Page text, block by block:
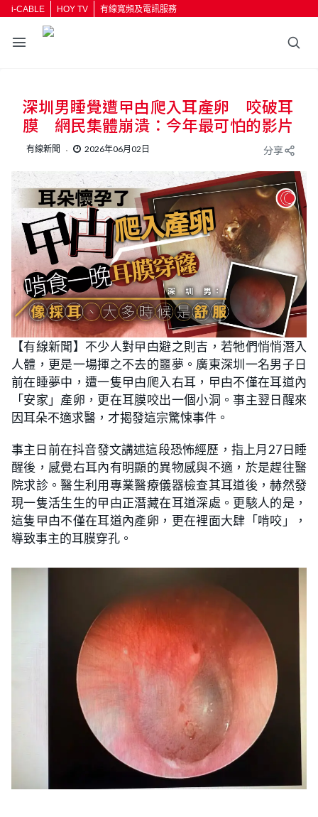
i-CABLE HOY TV 有線寬頻及電訊服務
深圳男睡覺遭曱甴爬入耳產卵 咬破耳
膜 網民集體崩潰：今年最可怕的影片
有線新聞 2026年06月02日 分享
【有線新聞】不少人對曱甴避之則吉，若牠們悄悄潛入
人體，更是一場揮之不去的噩夢。廣東深圳一名男子日
前在睡夢中，遭一隻曱甴爬入右耳，曱甴不僅在耳道內
「安家」產卵，更在耳膜咬出一個小洞。事主翌日醒來
因耳朵不適求醫，才揭發這宗驚悚事件。
事主日前在抖音發文講述這段恐怖經歷，指上月27日睡
醒後，感覺右耳內有明顯的異物感與不適，於是趕往醫
院求診。醫生利用專業醫療儀器檢查其耳道後，赫然發
現一隻活生生的曱甴正潛藏在耳道深處。更駭人的是，
這隻曱甴不僅在耳道內產卵，更在裡面大肆「啃咬」，
導致事主的耳膜穿孔。